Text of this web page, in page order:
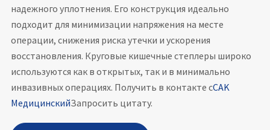
надежного уплотнения. Его конструкция идеально
подходит для минимизации напряжения на месте
операции, снижения риска утечки и ускорения
восстановления. Круговые кишечные степлеры широко
используются как в открытых, так и в минимально
инвазивных операциях. Получить в контакте сCAK
МедицинскийЗапросить цитату.